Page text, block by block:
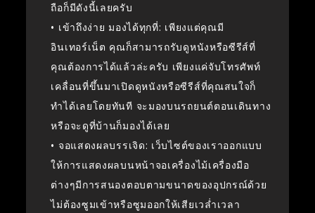
ถือก็มีดังนี้เลยครับ
• เข้าถึงง่าย มองได้ทุกที่: เพียงแต่คุณมี
อินเทอร์เน็ต คุณก็สามารถรับดูหนังหรือซีรีส์ที่
คุณต้องการได้แล้วล่ะครับ เพียงแค่จับโทรศัพท์
เคลื่อนที่ขึ้นมาเปิดดูหนังหรือซีรีส์ที่คุณสนใจก็
ทำได้เลยโดยทันที จะมองบนรถยนต์ตอนเดินทาง
หรือจะดูที่บ้านก็มองได้เลย
• จอแสดงผลบรรเจิด: เว็บไซต์ของเราออกแบบ
ให้การแสดงผลบนหน้าจอเครื่องไม้เครื่องมือ
ต่างๆมีการสนองตอบตามขนาดของอุปกรณ์ด้วย
ไม่ต้องซูมเข้าหรือซูมออกให้เสียเวล่ำเวลา